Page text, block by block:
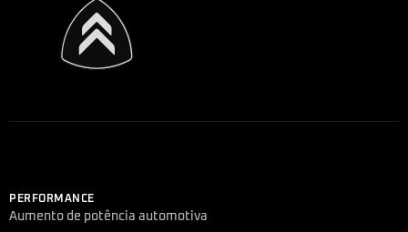
PERFORMANCE
Aumento de potência automotiva